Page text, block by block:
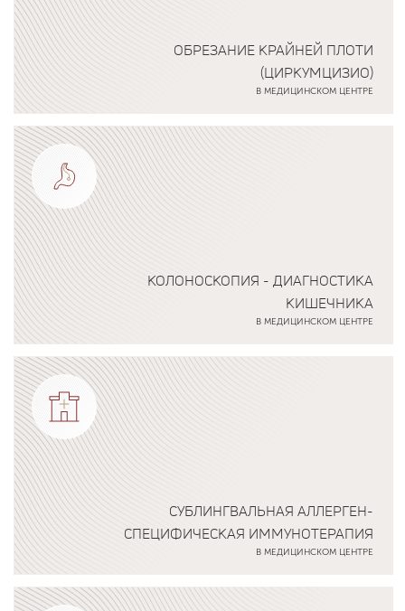
ОБРЕЗАНИЕ КРАЙНЕЙ ПЛОТИ
(ЦИРКУМЦИЗИО)
В МЕДИЦИНСКОМ ЦЕНТРЕ
Подробнее о программе
КОЛОНОСКОПИЯ - ДИАГНОСТИКА
КИШЕЧНИКА
В МЕДИЦИНСКОМ ЦЕНТРЕ
Подробнее о программе
СУБЛИНГВАЛЬНАЯ АЛЛЕРГЕН-
СПЕЦИФИЧЕСКАЯ ИММУНОТЕРАПИЯ
В МЕДИЦИНСКОМ ЦЕНТРЕ
Подробнее о программе